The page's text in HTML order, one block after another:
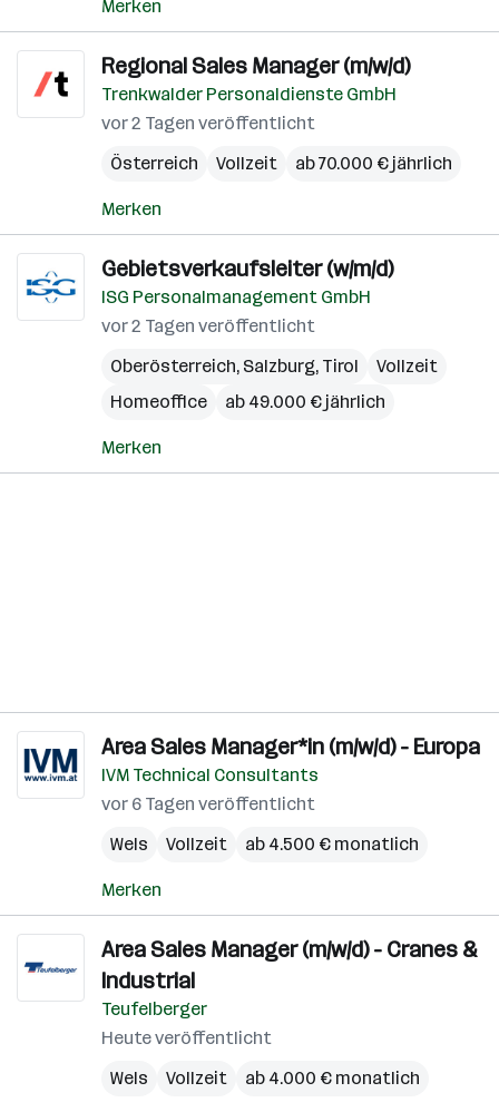
Merken
Regional Sales Manager (m/w/d)
Trenkwalder Personaldienste GmbH
vor 2 Tagen veröffentlicht
Österreich
Vollzeit ab 70.000 € jährlich
Merken
Gebietsverkaufsleiter (w/m/d)
ISG Personalmanagement GmbH
vor 2 Tagen veröffentlicht
Oberösterreich, Salzburg, Tirol
Vollzeit
Homeoffice
ab 49.000 € jährlich
Merken
Area Sales Manager*in (m/w/d) - Europa
IVM Technical Consultants
vor 6 Tagen veröffentlicht
Wels
Vollzeit ab 4.500 € monatlich
Merken
Area Sales Manager (m/w/d) - Cranes &
Industrial
Teufelberger
Heute veröffentlicht
Wels
Vollzeit ab 4.000 € monatlich